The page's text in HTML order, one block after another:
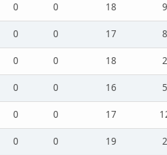
0 0 18
0 0 17
0 0 18
0 0 16
0 0 17
0 0 19